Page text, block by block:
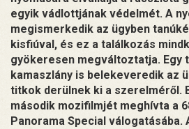
egyik vádlottjának védelmét. A
megismerkedik az ügyben
kisfiúval, és ez a találkozás
gyökeresen megváltoztatja. Egy
kamaszlány is belekeveredik az
titkok derülnek ki a szerelméről.
második mozifilmjét meghívta a
Panorama Special válogatásába.